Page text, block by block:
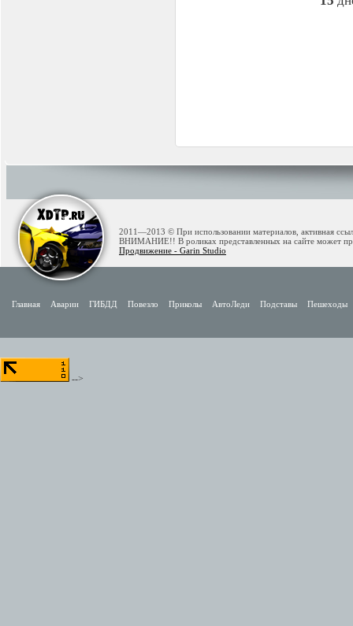
2011—2013 © При использовании материалов, активная
ВНИМАНИЕ!! В роликах представленных на сайте может
Продвижение - Garin Studio
Главная Аварии ГИБДД Повезло Приколы АвтоЛеди Подставы Пешеходы
-->